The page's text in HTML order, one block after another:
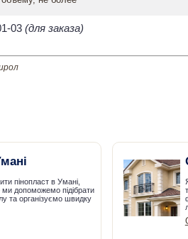
03 (для заказа)
пінопласт в Умані,
допоможемо підібрати
та організуємо швидку